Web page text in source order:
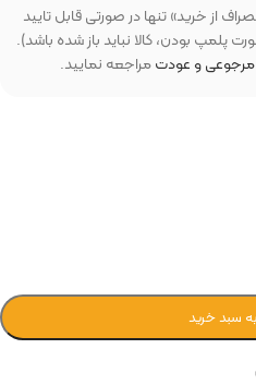
از خرید» تنها در صورتی قابل تایید
پلمپ بودن، کالا نباید باز شده باشد).
و عودتمراجعه نمایید.
سبد خرید